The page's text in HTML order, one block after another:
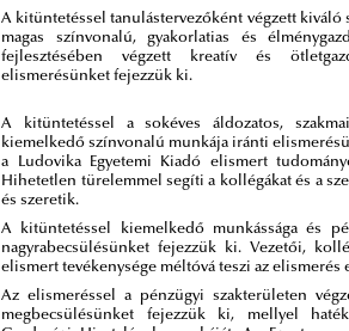
A kitüntetéssel tanulástervezőként végzett kiváló
magas színvonalú, gyakorlatias és
fejlesztésében végzett kreatív és
elismerésünket fejezzük ki.
A kitüntetéssel a sokéves áldozatos,
kiemelkedő színvonalú munkája iránti
a Ludovika Egyetemi Kiadó elismert
Hihetetlen türelemmel segíti a kollégákat és a
és szeretik.
A kitüntetéssel kiemelkedő munkássága és
nagyrabecsülésünket fejezzük ki. Vezetői,
elismert tevékenysége méltóvá teszi az elismerés
Az elismeréssel a pénzügyi szakterületen
megbecsülésünket fejezzük ki, mellyel